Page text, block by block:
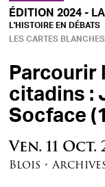
ÉDITION 2024 -
L'HISTOIRE EN DÉBATS
LES CARTES BLANCHES
Parcourir
citadins :
Socface
Ven. 11 Oct.
Blois •